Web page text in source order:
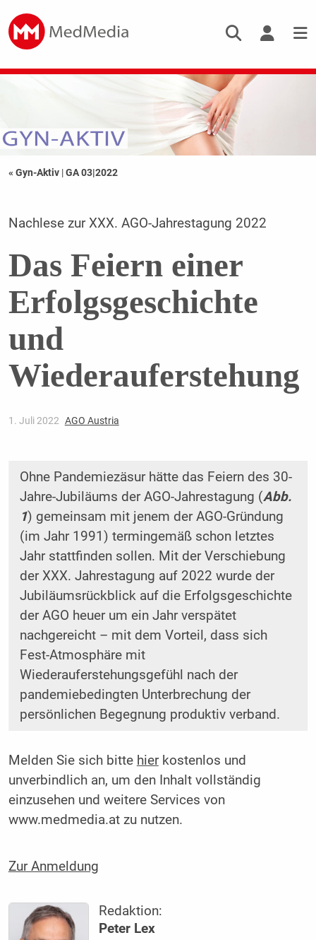
« Gyn-Aktiv |GA 03|2022
Nachlese zur XXX. AGO-Jahrestagung 2022
Das Feiern einer
Erfolgsgeschichte
und
Wiederauferstehung
1. Juli 2022 AGO Austria
Ohne Pandemiezäsur hätte das Feiern des 30-
Jahre-Jubiläums der AGO-Jahrestagung (Abb.
1) gemeinsam mit ­jenem der AGO-Gründung
(im Jahr 1991) termingemäß schon letztes
Jahr stattfinden sollen. Mit der Verschiebung
der XXX. Jahrestagung auf 2022 wurde der
Jubiläumsrückblick auf die Erfolgsgeschichte
der AGO heuer um ein Jahr verspätet
nachgereicht – mit dem Vorteil, dass sich
Fest-Atmosphäre mit
Wiederauferstehungsgefühl nach der
pandemiebedingten Unterbrechung der
persönlichen Begegnung produktiv verband.
Melden Sie sich bitte hierkostenlos und
unverbindlich an, um den Inhalt vollständig
einzusehen und weitere Services von
www.medmedia.at zu nutzen.
Zur Anmeldung
Redaktion:
Peter Lex